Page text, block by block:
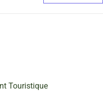
Touristique